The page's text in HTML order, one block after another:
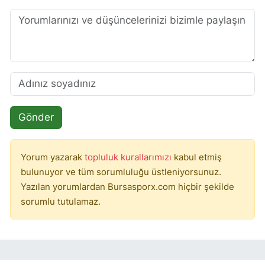
Gönder
Yorum yazarak topluluk kurallarımızı kabul etmiş
bulunuyor ve tüm sorumluluğu üstleniyorsunuz.
Yazılan yorumlardan Bursasporx.com hiçbir şekilde
sorumlu tutulamaz.